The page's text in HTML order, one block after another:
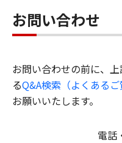
お問い合わせ
お問い合わせの前に、
るQ&A検索（よくあるご
お願いいたします。
電話